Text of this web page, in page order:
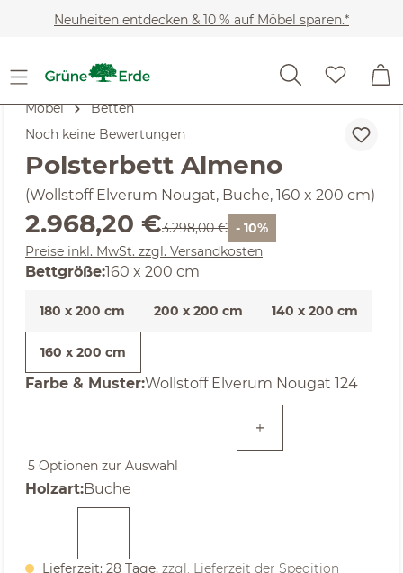
Zum Hauptinhalt springen
Neuheiten entdecken & 10 % auf Möbel sparen.*
Möbel
Betten
Noch keine Bewertungen
Polsterbett Almeno
(Wollstoff Elverum Nougat, Buche, 160 x 200 cm)
Verkaufspreis:
2.968,20 €Regulärer Preis:
3.298,00 € - 10%
Preise inkl. MwSt. zzgl. Versandkosten
Bettgrößeauswählen
:160 x 200 cm
180 x 200 cm 200 x 200 cm 140 x 200 cm
160 x 200 cm
Farbe & Musterauswählen
:Wollstoff Elverum Nougat 124
5 Optionen zur Auswahl
Holzartauswählen
:Buche
Lieferzeit: 28 Tage, zzgl. Lieferzeit der Spedition